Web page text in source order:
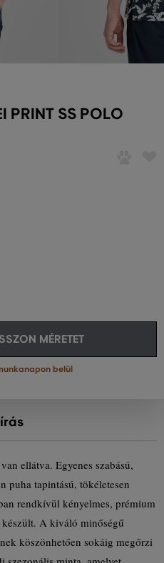
PRINT SS POLO
MÉRETET
belül
ellátva. Egyenes szabású,
puha tapintású, tökéletesen
rendkívül kényelmes, prémium
A kiváló minőségű
köszönhetően sokáig megőrzi